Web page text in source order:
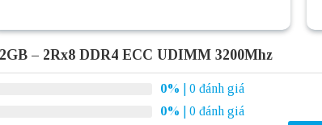
– 2Rx8 DDR4 ECC UDIMM 3200Mhz
0%
| 0 đánh giá
0%
| 0 đánh giá